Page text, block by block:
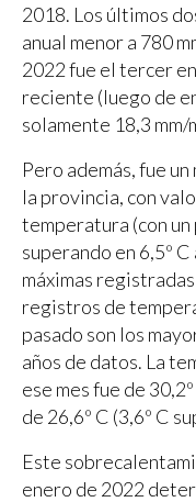
2018. Los últimos
anual menor a 780
2022 fue el tercer
reciente (luego de
solamente 18,3 mm/
Pero además, fue
la provincia, con
temperatura (con un
superando en 6,5º
máximas
registros de
pasado son los
años de datos. La
ese mes fue de
de 26,6º C (3,6º C
Este
enero de 2022